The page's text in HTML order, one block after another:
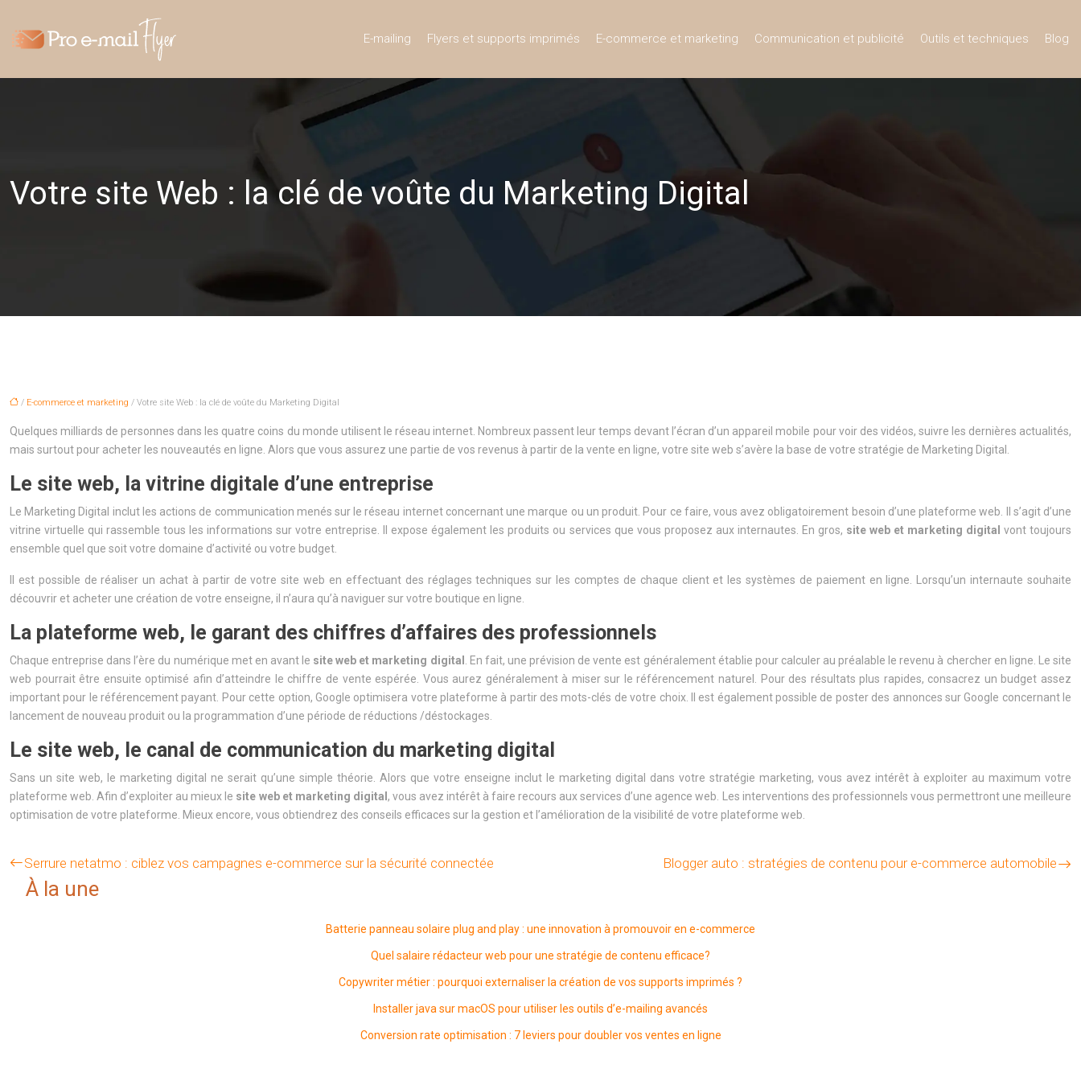
E-mailing Flyers et supports imprimés E-commerce et marketing Communication et publicité Outils et techniques Blog
Votre site Web : la clé de voûte du Marketing Digital
/ E-commerce et marketing / Votre site Web : la clé de voûte du Marketing Digital
Quelques milliards de personnes dans les quatre coins du monde utilisent le réseau internet. Nombreux passent leur temps devant l’écran d’un appareil mobile pour voir des vidéos, suivre les dernières actualités,
mais surtout pour acheter les nouveautés en ligne. Alors que vous assurez une partie de vos revenus à partir de la vente en ligne, votre site web s’avère la base de votre stratégie de Marketing Digital.
Le site web, la vitrine digitale d’une entreprise
Le Marketing Digital inclut les actions de communication menés sur le réseau internet concernant une marque ou un produit. Pour ce faire, vous avez obligatoirement besoin d’une plateforme web. Il s’agit d’une
vitrine virtuelle qui rassemble tous les informations sur votre entreprise. Il expose également les produits ou services que vous proposez aux internautes. En gros, site web et marketing digital vont toujours
ensemble quel que soit votre domaine d’activité ou votre budget.
Il est possible de réaliser un achat à partir de votre site web en effectuant des réglages techniques sur les comptes de chaque client et les systèmes de paiement en ligne. Lorsqu’un internaute souhaite
découvrir et acheter une création de votre enseigne, il n’aura qu’à naviguer sur votre boutique en ligne.
La plateforme web, le garant des chiffres d’affaires des professionnels
Chaque entreprise dans l’ère du numérique met en avant le site web et marketing digital
. En fait, une prévision de vente est généralement établie pour calculer au préalable le revenu à chercher en ligne. Le site
web pourrait être ensuite optimisé afin d’atteindre le chiffre de vente espérée. Vous aurez généralement à miser sur le référencement naturel. Pour des résultats plus rapides, consacrez un budget assez
important pour le référencement payant. Pour cette option, Google optimisera votre plateforme à partir des mots-clés de votre choix. Il est également possible de poster des annonces sur Google concernant le
lancement de nouveau produit ou la programmation d’une période de réductions /déstockages.
Le site web, le canal de communication du marketing digital
Sans un site web, le marketing digital ne serait qu’une simple théorie. Alors que votre enseigne inclut le marketing digital dans votre stratégie marketing, vous avez intérêt à exploiter au maximum votre
plateforme web. Afin d’exploiter au mieux le site web et marketing digital , vous avez intérêt à faire recours aux services d’une agence web. Les interventions des professionnels vous permettront une meilleure
optimisation de votre plateforme. Mieux encore, vous obtiendrez des conseils efficaces sur la gestion et l’amélioration de la visibilité de votre plateforme web.
Serrure netatmo : ciblez vos campagnes e-commerce sur la sécurité connectée Blogger auto : stratégies de contenu pour e-commerce automobile
À la une
Batterie panneau solaire plug and play : une innovation à promouvoir en e-commerce
Quel salaire rédacteur web pour une stratégie de contenu efficace?
Copywriter métier : pourquoi externaliser la création de vos supports imprimés ?
Installer java sur macOS pour utiliser les outils d’e-mailing avancés
Conversion rate optimisation : 7 leviers pour doubler vos ventes en ligne